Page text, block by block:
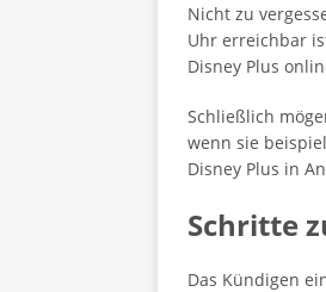
Nicht zu
Uhr erreichbar
Disney Plus
Schließlich
wenn sie
Disney Plus in
Schritte
Das Kündigen